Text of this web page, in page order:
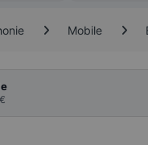
Mobile
€